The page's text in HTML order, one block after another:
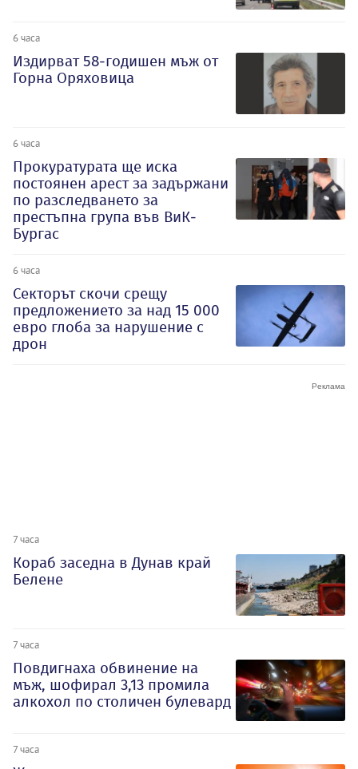
6 часа
Издирват 58-годишен мъж от
Горна Оряховица
6 часа
Прокуратурата ще иска
постоянен арест за задържани
по разследването за
престъпна група във ВиК-
Бургас
6 часа
Секторът скочи срещу
предложението за над 15 000
евро глоба за нарушение с
дрон
7 часа
Кораб заседна в Дунав край
Белене
7 часа
Повдигнаха обвинение на
мъж, шофирал 3,13 промила
алкохол по столичен булевард
7 часа